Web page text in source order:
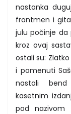
nastanka
frontmen i
julu počinje da
kroz ovaj
ostali su:
i pomenuti
nastali bend
kasetnim
pod nazivom